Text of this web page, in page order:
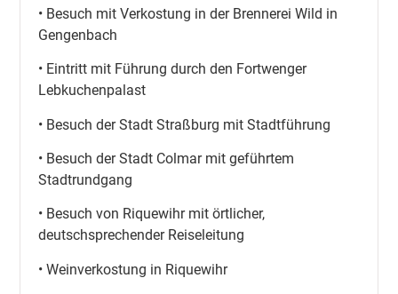
• Besuch mit Verkostung in der Brennerei Wild in
Gengenbach
• Eintritt mit Führung durch den Fortwenger
Lebkuchenpalast
• Besuch der Stadt Straßburg mit Stadtführung
• Besuch der Stadt Colmar mit geführtem
Stadtrundgang
• Besuch von Riquewihr mit örtlicher,
deutschsprechender Reiseleitung
• Weinverkostung in Riquewihr